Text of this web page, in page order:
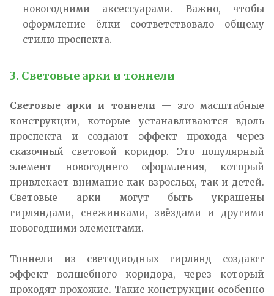
новогодними аксессуарами. Важно, чтобы
оформление ёлки соответствовало общему
стилю проспекта.
3. Световые арки и тоннели
Световые арки и тоннели — это масштабные
конструкции, которые устанавливаются вдоль
проспекта и создают эффект прохода через
сказочный световой коридор. Это популярный
элемент новогоднего оформления, который
привлекает внимание как взрослых, так и детей.
Световые арки могут быть украшены
гирляндами, снежинками, звёздами и другими
новогодними элементами.
Тоннели из светодиодных гирлянд создают
эффект волшебного коридора, через который
проходят прохожие. Такие конструкции особенно